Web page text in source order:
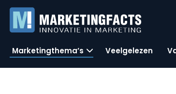
Marketingthema’s Veelgelezen